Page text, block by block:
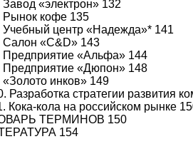
Завод «электрон» 132
Рынок кофе 135
Учебный центр «Надежда»* 141
Салон «C&D» 143
Предприятие «Альфа» 144
Предприятие «Дюпон» 148
«Золото инков» 149
Разработка стратегии развития
Кока-кола на российском рынке
ТЕРМИНОВ 150
154